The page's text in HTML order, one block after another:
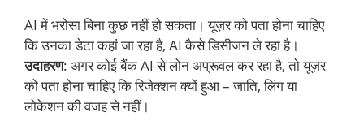
AI में भरोसा बिना कुछ नहीं हो सकता। यूज़र को पता होना चाहिए
कि उनका डेटा कहां जा रहा है, AI कैसे डिसीजन ले रहा है।
उदाहरण: अगर कोई बैंक AI से लोन अप्रूवल कर रहा है, तो यूज़र
को पता होना चाहिए कि रिजेक्शन क्यों हुआ – जाति, लिंग या
लोकेशन की वजह से नहीं।